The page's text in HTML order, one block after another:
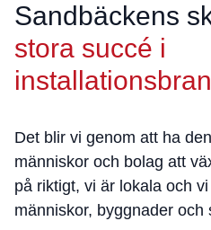
Sandbäckens
stora succé i
Det blir vi genom att ha
människor och bolag att
på riktigt, vi är lokala och
människor, byggnader och